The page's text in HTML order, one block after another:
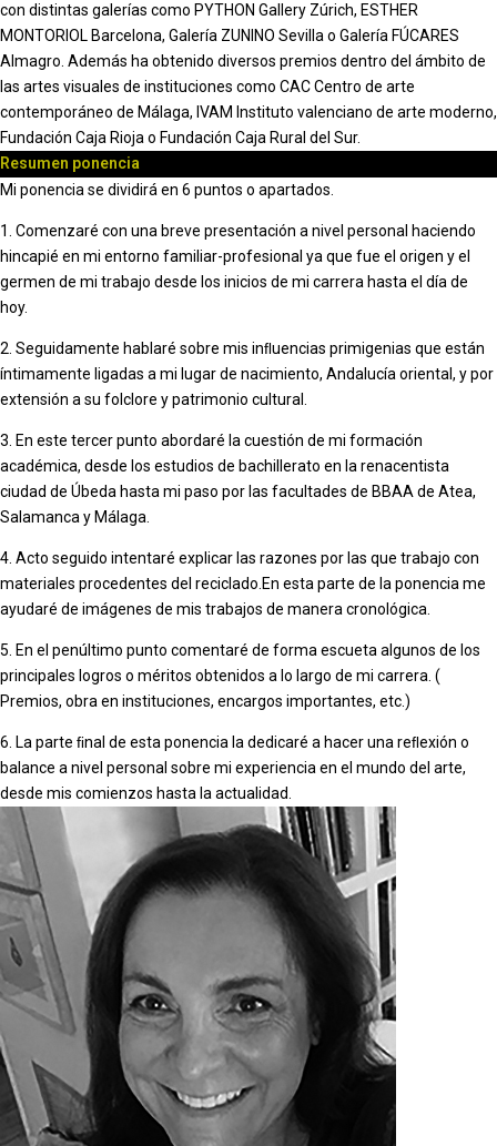
con distintas galerías como PYTHON Gallery Zúrich, ESTHER
MONTORIOL Barcelona, Galería ZUNINO Sevilla o Galería FÚCARES
Almagro. Además ha obtenido diversos premios dentro del ámbito de
las artes visuales de instituciones como CAC Centro de arte
contemporáneo de Málaga, IVAM Instituto valenciano de arte moderno,
Fundación Caja Rioja o Fundación Caja Rural del Sur.
Resumen ponencia
Mi ponencia se dividirá en 6 puntos o apartados.
1. Comenzaré con una breve presentación a nivel personal haciendo
hincapié en mi entorno familiar-profesional ya que fue el origen y el
germen de mi trabajo desde los inicios de mi carrera hasta el día de
hoy.
2. Seguidamente hablaré sobre mis inﬂuencias primigenias que están
íntimamente ligadas a mi lugar de nacimiento, Andalucía oriental, y por
extensión a su folclore y patrimonio cultural.
3. En este tercer punto abordaré la cuestión de mi formación
académica, desde los estudios de bachillerato en la renacentista
ciudad de Úbeda hasta mi paso por las facultades de BBAA de Atea,
Salamanca y Málaga.
4. Acto seguido intentaré explicar las razones por las que trabajo con
materiales procedentes del reciclado.En esta parte de la ponencia me
ayudaré de imágenes de mis trabajos de manera cronológica.
5. En el penúltimo punto comentaré de forma escueta algunos de los
principales logros o méritos obtenidos a lo largo de mi carrera. (
Premios, obra en instituciones, encargos importantes, etc.)
6. La parte ﬁnal de esta ponencia la dedicaré a hacer una reﬂexión o
balance a nivel personal sobre mi experiencia en el mundo del arte,
desde mis comienzos hasta la actualidad.